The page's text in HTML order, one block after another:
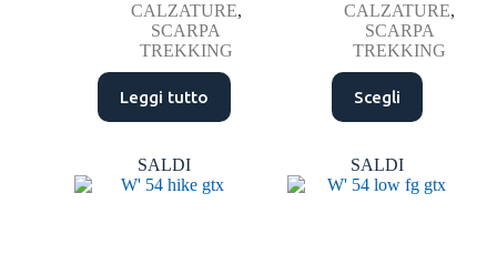
CALZATURE,
SCARPA
TREKKING
Leggi tutto
CALZATURE,
SCARPA
TREKKING
Scegli
SALDI SALDI